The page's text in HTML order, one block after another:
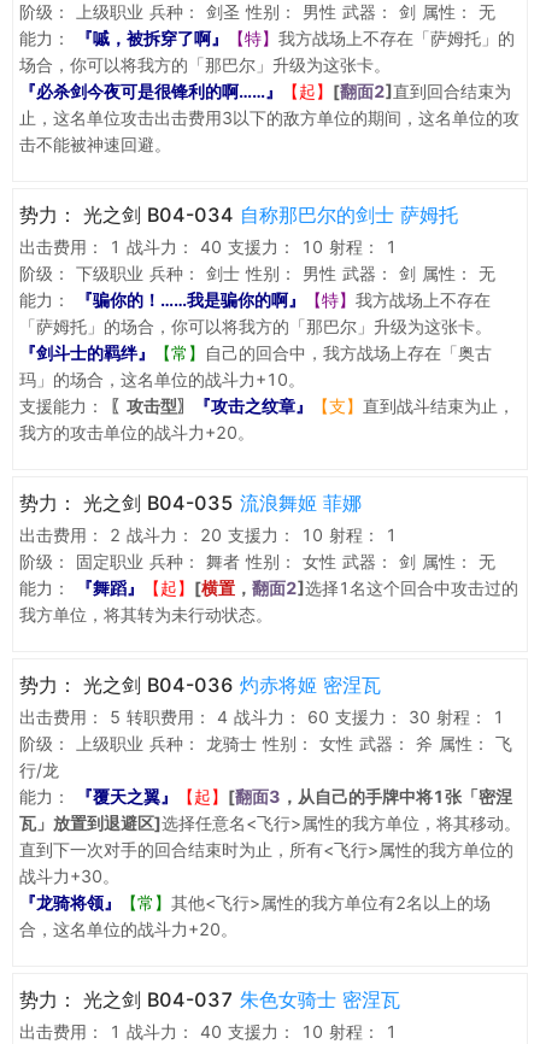
阶级：
上级职业 兵种： 剑圣 性别： 男性 武器： 剑 属性：
无
能力：
『嘁，被拆穿了啊』 【特】 我方战场上不存在「萨姆托」的
场合，你可以将我方的「那巴尔」升级为这张卡。
『必杀剑今夜可是很锋利的啊……』
【起】 [翻面2]直到回合结束为
止，这名单位攻击出击费用3以下的敌方单位的期间，这名单位的攻
击不能被神速回避。
势力： 光之剑 B04-034 自称那巴尔的剑士 萨姆托
出击费用： 1 战斗力： 40 支援力： 10 射程：
1
阶级：
下级职业 兵种： 剑士 性别： 男性 武器： 剑 属性：
无
能力：
『骗你的！……我是骗你的啊』 【特】 我方战场上不存在
「萨姆托」的场合，你可以将我方的「那巴尔」升级为这张卡。
『剑斗士的羁绊』
【常】
自己的回合中，我方战场上存在「奥古
玛」的场合，这名单位的战斗力+10。
支援能力：
〖攻击型〗 『攻击之纹章』 【支】 直到战斗结束为止，
我方的攻击单位的战斗力+20。
势力： 光之剑 B04-035 流浪舞姬 菲娜
出击费用： 2 战斗力： 20 支援力： 10 射程：
1
阶级：
固定职业 兵种： 舞者 性别： 女性 武器： 剑 属性：
无
能力：
『舞蹈』 【起】 [横置 ， 翻面2]选择1名这个回合中攻击过的
我方单位，将其转为未行动状态。
势力： 光之剑 B04-036 灼赤将姬 密涅瓦
出击费用： 5 转职费用： 4 战斗力： 60 支援力： 30 射程：
1
阶级：
上级职业 兵种： 龙骑士 性别： 女性 武器： 斧 属性：
飞
行/龙
能力：
『覆天之翼』 【起】 [翻面3 ，从自己的手牌中将1张「密涅
瓦」放置到退避区]选择任意名<飞行>属性的我方单位，将其移动。
直到下一次对手的回合结束时为止，所有<飞行>属性的我方单位的
战斗力+30。
『龙骑将领』
【常】 其他<飞行>属性的我方单位有2名以上的场
合，这名单位的战斗力+20。
势力： 光之剑 B04-037 朱色女骑士 密涅瓦
出击费用： 1 战斗力： 40 支援力： 10 射程：
1